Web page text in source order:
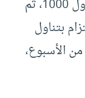
5 أيام (السعرات الحرارية في اليوم الأول 1000، ثم
بتناول
12 ساعة ولمدة 5 أيام من الأسبوع،